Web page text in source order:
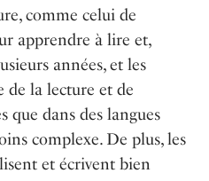
comme celui de
apprendre à lire et,
années, et les
de la lecture et de
que dans des langues
complexe. De plus, les
et écrivent bien